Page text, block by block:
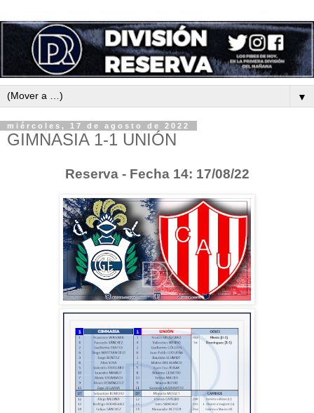
▼
miércoles, 17 de agosto de 2022
GIMNASIA 1-1 UNIÓN
Reserva - Fecha 14: 17/08/22